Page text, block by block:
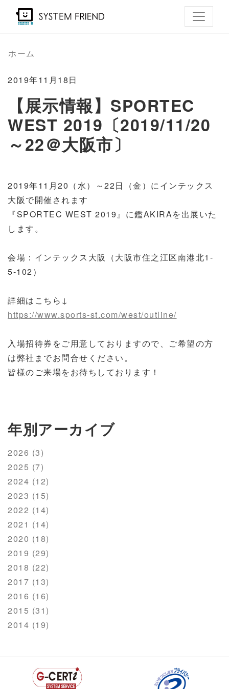
ン
コ
テ
に
ホーム
2019年11月18日
【展示情報】SPORTEC
WEST 2019〔2019/11/20
～22＠大阪市〕
2019年11月20（水）～22日（金）にインテックス
大阪で開催されます
『SPORTEC WEST 2019』に鑑AKIRAを出展いた
します。
会場：インテックス大阪（大阪市住之江区南港北1-
5-102）
詳細はこちら↓
https://www.sports-st.com/west/outline/
入場招待券をご用意しておりますので、ご希望の方
は弊社までお問合せください。
皆様のご来場をお待ちしております！
年別アーカイブ
2026 (3)
2025 (7)
2024 (12)
2023 (15)
2022 (14)
2021 (14)
2020 (18)
2019 (29)
2018 (22)
2017 (13)
2016 (16)
2015 (31)
2014 (19)